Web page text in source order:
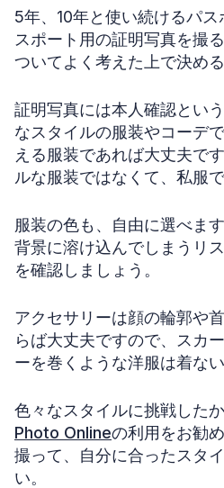
5年、10年と使い続けるパ
スポート用の証明写真を撮
ついてよく考えた上で決め
証明写真には本人確認とい
なスタイルの服装やコーデ
える服装であれば大丈夫で
ルな服装ではなくて、私服
服装の色も、自由に選べま
背景に溶け込んでしまうリ
を確認しましょう。
アクセサリーは顔の輪郭や
らば大丈夫ですので、スカ
ーを巻くような洋服は着ない
色々なスタイルに挑戦したか
Photo Onlineの利用をお勧
撮って、自分に合ったスタ
い。